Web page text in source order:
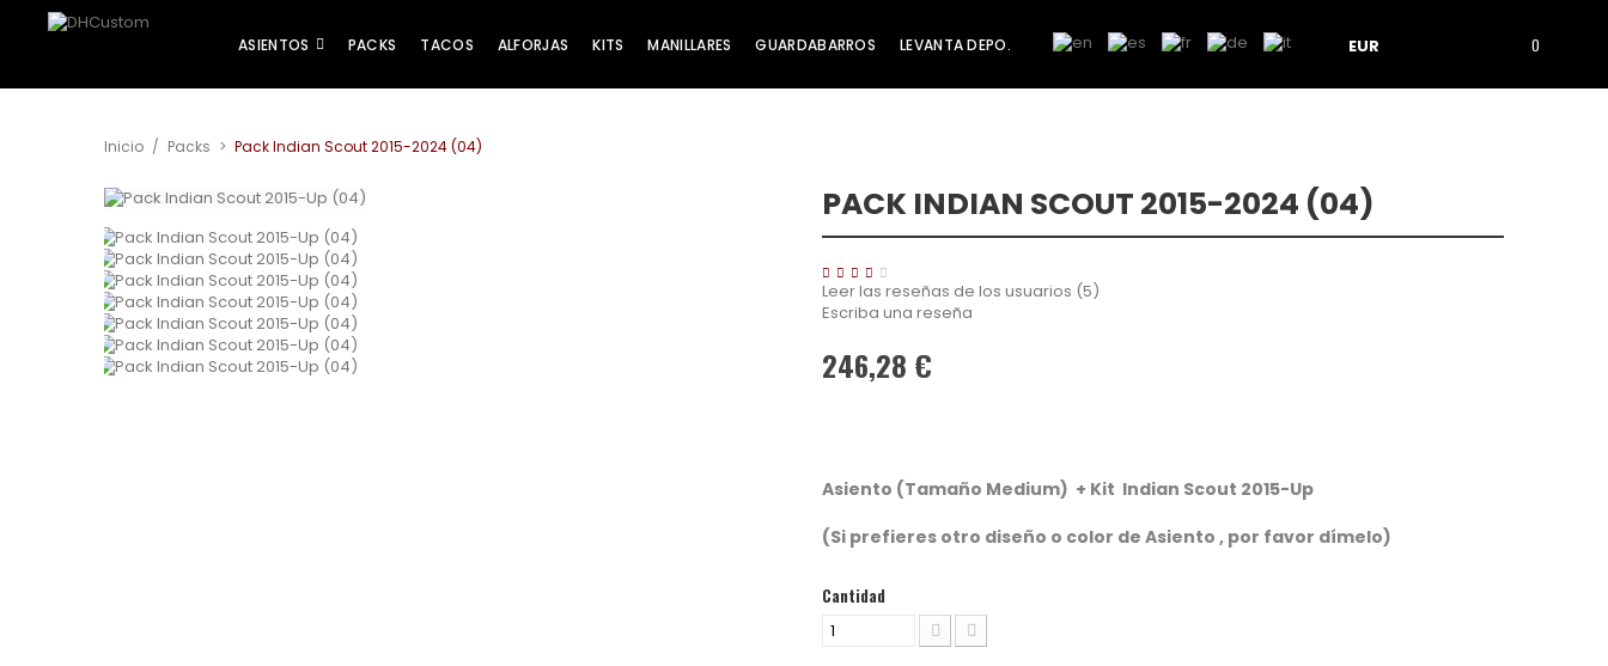
EUR 0
ASIENTOS PACKS TACOS ALFORJAS KITS MANILLARES GUARDABARROS LEVANTA DEPO.
Inicio / Packs > Pack Indian Scout 2015-2024 (04)
PACK INDIAN SCOUT 2015-2024 (04)
Leer las reseñas de los usuarios (5)
Escriba una reseña
246,28 €
Asiento (Tamaño Medium) + Kit Indian Scout 2015-Up
(Si prefieres otro diseño o color de Asiento , por favor dímelo)
Cantidad